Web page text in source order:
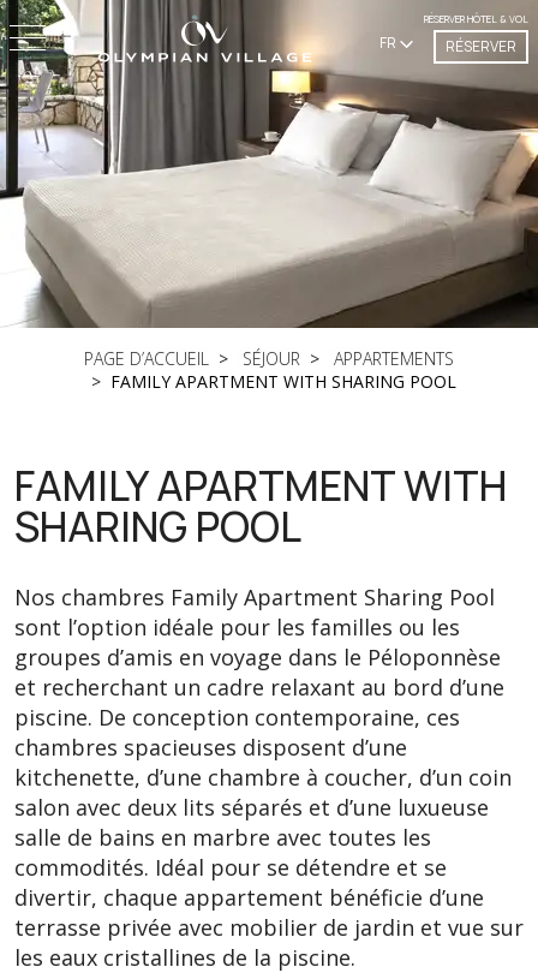
FR
RÉSERVER HÔTEL & VOL
RÉSERVER
PAGE D’ACCUEIL SÉJOUR
APPARTEMENTS
FAMILY APARTMENT WITH SHARING POOL
FAMILY APARTMENT WITH
SHARING POOL
Nos chambres Family Apartment Sharing Pool
sont l’option idéale pour les familles ou les
groupes d’amis en voyage dans le Péloponnèse
et recherchant un cadre relaxant au bord d’une
piscine. De conception contemporaine, ces
chambres spacieuses disposent d’une
kitchenette, d’une chambre à coucher, d’un coin
salon avec deux lits séparés et d’une luxueuse
salle de bains en marbre avec toutes les
commodités. Idéal pour se détendre et se
divertir, chaque appartement bénéficie d’une
terrasse privée avec mobilier de jardin et vue sur
les eaux cristallines de la piscine.